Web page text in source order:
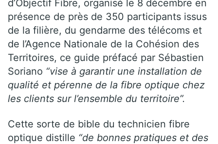
d’Objectif Fibre, organisé le 8 décembre en
présence de près de 350 participants issus
de la filière, du gendarme des télécoms et
de l’Agence Nationale de la Cohésion des
Territoires, ce guide préfacé par Sébastien
Soriano “vise à garantir une installation de
qualité et pérenne de la fibre optique chez
les clients sur l’ensemble du territoire”.
Cette sorte de bible du technicien fibre
optique distille “de bonnes pratiques et des